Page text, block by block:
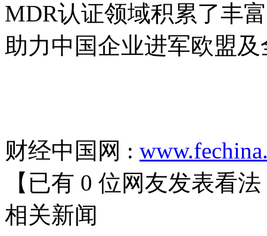
MDR认证领域积累了丰
助力中国企业进军欧盟
财经中国网 :
【已有 0 位网友发表看法
相关新闻